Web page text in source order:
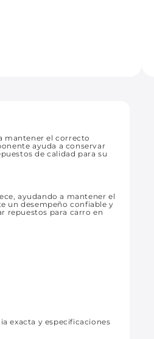
mantener el correcto
ayuda a conservar
de calidad para su
ayudando a mantener el
un desempeño confiable y
repuestos para carro en
exacta y especificaciones